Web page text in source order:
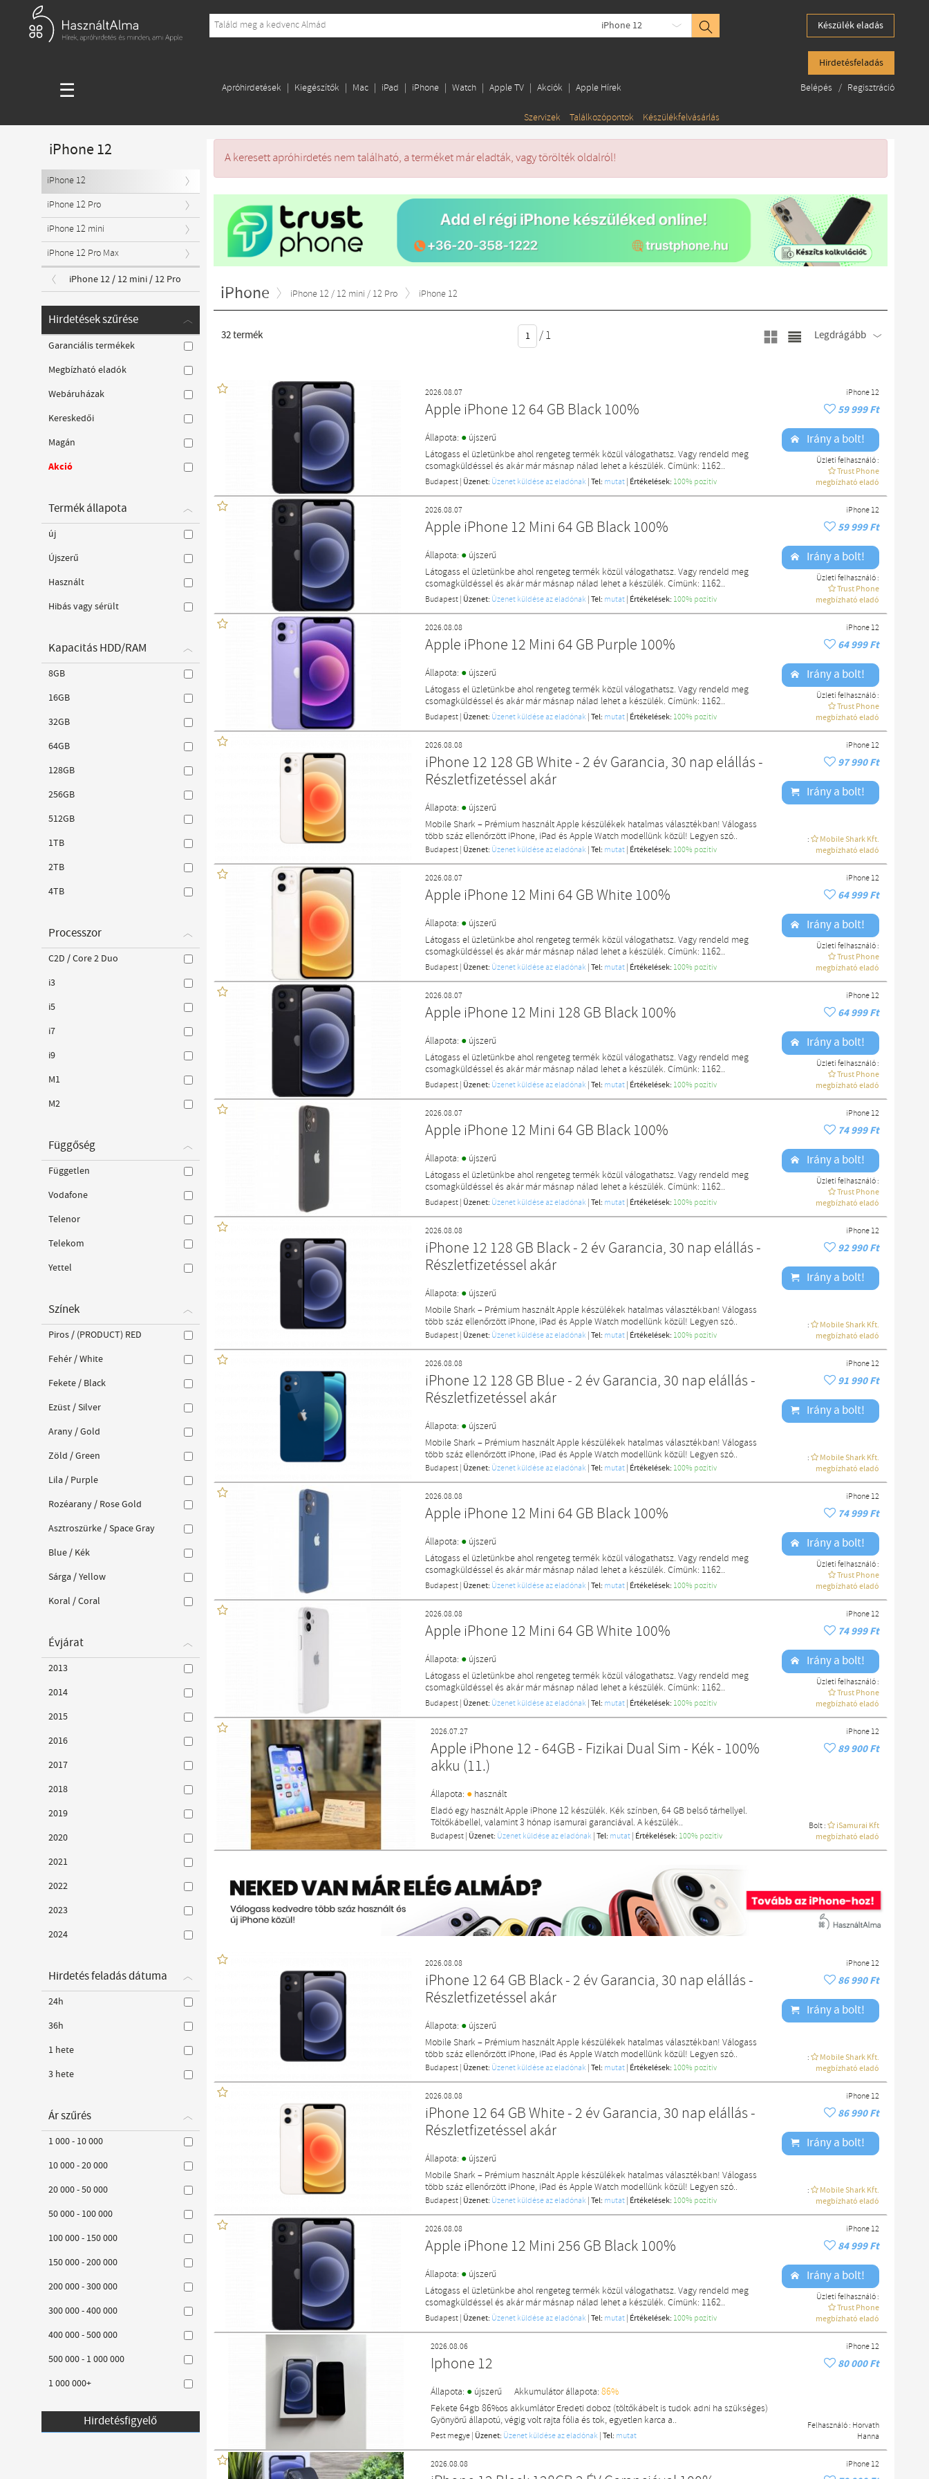
iPhone 12 Készülék eladás
Hirdetésfeladás
☰ Apróhirdetések Kiegészítők Mac iPad iPhone Watch Apple TV Akciók Apple Hírek
Szervizek Találkozópontok Készülékfelvásárlás
Belépés / Regisztráció
A keresett apróhirdetés nem található, a terméket már eladták, vagy törölték oldalról!
iPhone iPhone 12 / 12 mini / 12 Pro iPhone 12
32termék /1 Legdrágább
2026.08.07
Apple iPhone 12 64 GB Black 100%
Állapota: ● újszerű
Látogass el üzletünkbe ahol rengeteg termék közül válogathatsz. Vagy rendeld meg
csomagküldéssel és akár már másnap nálad lehet a készülék. Címünk: 1162..
Budapest | Üzenet: Üzenet küldése az eladónak |Tel: mutat | Értékelések: 100% pozítiv
iPhone 12
59 999 Ft
Irány a bolt!
Üzleti felhasználó :
Trust Phone
megbízható eladó
2026.08.07
Apple iPhone 12 Mini 64 GB Black 100%
Állapota: ● újszerű
Látogass el üzletünkbe ahol rengeteg termék közül válogathatsz. Vagy rendeld meg
csomagküldéssel és akár már másnap nálad lehet a készülék. Címünk: 1162..
Budapest | Üzenet: Üzenet küldése az eladónak |Tel: mutat | Értékelések: 100% pozítiv
iPhone 12
59 999 Ft
Irány a bolt!
Üzleti felhasználó :
Trust Phone
megbízható eladó
2026.08.08
Apple iPhone 12 Mini 64 GB Purple 100%
Állapota: ● újszerű
Látogass el üzletünkbe ahol rengeteg termék közül válogathatsz. Vagy rendeld meg
csomagküldéssel és akár már másnap nálad lehet a készülék. Címünk: 1162..
Budapest | Üzenet: Üzenet küldése az eladónak |Tel: mutat | Értékelések: 100% pozítiv
iPhone 12
64 999 Ft
Irány a bolt!
Üzleti felhasználó :
Trust Phone
megbízható eladó
2026.08.08
iPhone 12 128 GB White - 2 év Garancia, 30 nap elállás -
Részletfizetéssel akár
Állapota: ● újszerű
Mobile Shark – Prémium használt Apple készülékek hatalmas választékban! Válogass
több száz ellenőrzött iPhone, iPad és Apple Watch modellünk közül! Legyen szó..
Budapest | Üzenet: Üzenet küldése az eladónak |Tel: mutat | Értékelések: 100% pozítiv
iPhone 12
97 990 Ft
Irány a bolt!
:
Mobile Shark Kft.
megbízható eladó
2026.08.07
Apple iPhone 12 Mini 64 GB White 100%
Állapota: ● újszerű
Látogass el üzletünkbe ahol rengeteg termék közül válogathatsz. Vagy rendeld meg
csomagküldéssel és akár már másnap nálad lehet a készülék. Címünk: 1162..
Budapest | Üzenet: Üzenet küldése az eladónak |Tel: mutat | Értékelések: 100% pozítiv
iPhone 12
64 999 Ft
Irány a bolt!
Üzleti felhasználó :
Trust Phone
megbízható eladó
2026.08.07
Apple iPhone 12 Mini 128 GB Black 100%
Állapota: ● újszerű
Látogass el üzletünkbe ahol rengeteg termék közül válogathatsz. Vagy rendeld meg
csomagküldéssel és akár már másnap nálad lehet a készülék. Címünk: 1162..
Budapest | Üzenet: Üzenet küldése az eladónak |Tel: mutat | Értékelések: 100% pozítiv
iPhone 12
64 999 Ft
Irány a bolt!
Üzleti felhasználó :
Trust Phone
megbízható eladó
2026.08.07
Apple iPhone 12 Mini 64 GB Black 100%
Állapota: ● újszerű
Látogass el üzletünkbe ahol rengeteg termék közül válogathatsz. Vagy rendeld meg
csomagküldéssel és akár már másnap nálad lehet a készülék. Címünk: 1162..
Budapest | Üzenet: Üzenet küldése az eladónak |Tel: mutat | Értékelések: 100% pozítiv
iPhone 12
74 999 Ft
Irány a bolt!
Üzleti felhasználó :
Trust Phone
megbízható eladó
2026.08.08
iPhone 12 128 GB Black - 2 év Garancia, 30 nap elállás -
Részletfizetéssel akár
Állapota: ● újszerű
Mobile Shark – Prémium használt Apple készülékek hatalmas választékban! Válogass
több száz ellenőrzött iPhone, iPad és Apple Watch modellünk közül! Legyen szó..
Budapest | Üzenet: Üzenet küldése az eladónak |Tel: mutat | Értékelések: 100% pozítiv
iPhone 12
92 990 Ft
Irány a bolt!
:
Mobile Shark Kft.
megbízható eladó
2026.08.08
iPhone 12 128 GB Blue - 2 év Garancia, 30 nap elállás -
Részletfizetéssel akár
Állapota: ● újszerű
Mobile Shark – Prémium használt Apple készülékek hatalmas választékban! Válogass
több száz ellenőrzött iPhone, iPad és Apple Watch modellünk közül! Legyen szó..
Budapest | Üzenet: Üzenet küldése az eladónak |Tel: mutat | Értékelések: 100% pozítiv
iPhone 12
91 990 Ft
Irány a bolt!
:
Mobile Shark Kft.
megbízható eladó
2026.08.08
Apple iPhone 12 Mini 64 GB Black 100%
Állapota: ● újszerű
Látogass el üzletünkbe ahol rengeteg termék közül válogathatsz. Vagy rendeld meg
csomagküldéssel és akár már másnap nálad lehet a készülék. Címünk: 1162..
Budapest | Üzenet: Üzenet küldése az eladónak |Tel: mutat | Értékelések: 100% pozítiv
iPhone 12
74 999 Ft
Irány a bolt!
Üzleti felhasználó :
Trust Phone
megbízható eladó
2026.08.08
Apple iPhone 12 Mini 64 GB White 100%
Állapota: ● újszerű
Látogass el üzletünkbe ahol rengeteg termék közül válogathatsz. Vagy rendeld meg
csomagküldéssel és akár már másnap nálad lehet a készülék. Címünk: 1162..
Budapest | Üzenet: Üzenet küldése az eladónak |Tel: mutat | Értékelések: 100% pozítiv
iPhone 12
74 999 Ft
Irány a bolt!
Üzleti felhasználó :
Trust Phone
megbízható eladó
2026.07.27
Apple iPhone 12 - 64GB - Fizikai Dual Sim - Kék - 100%
akku (11.)
Állapota: ● használt
Eladó egy használt Apple iPhone 12 készülék. Kék színben, 64 GB belső tárhellyel.
Töltőkábellel, valamint 3 hónap isamurai garanciával. A készülék..
Budapest | Üzenet: Üzenet küldése az eladónak |Tel: mutat | Értékelések: 100% pozítiv
iPhone 12
89 900 Ft
Bolt :
iSamurai Kft
megbízható eladó
2026.08.08
iPhone 12 64 GB Black - 2 év Garancia, 30 nap elállás -
Részletfizetéssel akár
Állapota: ● újszerű
Mobile Shark – Prémium használt Apple készülékek hatalmas választékban! Válogass
több száz ellenőrzött iPhone, iPad és Apple Watch modellünk közül! Legyen szó..
Budapest Üzenet: Üzenet küldése az eladónak Tel: mutat Értékelések: 100% pozítiv
iPhone 12
86 990 Ft
Irány a bolt!
:
Mobile Shark Kft.
megbízható eladó
2026.08.08
iPhone 12 64 GB White - 2 év Garancia, 30 nap elállás -
Részletfizetéssel akár
Állapota: ● újszerű
Mobile Shark – Prémium használt Apple készülékek hatalmas választékban! Válogass
több száz ellenőrzött iPhone, iPad és Apple Watch modellünk közül! Legyen szó..
Budapest Üzenet: Üzenet küldése az eladónak Tel: mutat Értékelések: 100% pozítiv
iPhone 12
86 990 Ft
Irány a bolt!
:
Mobile Shark Kft.
megbízható eladó
2026.08.08
Apple iPhone 12 Mini 256 GB Black 100%
Állapota: ● újszerű
Látogass el üzletünkbe ahol rengeteg termék közül válogathatsz. Vagy rendeld meg
csomagküldéssel és akár már másnap nálad lehet a készülék. Címünk: 1162..
Budapest Üzenet: Üzenet küldése az eladónak Tel: mutat Értékelések: 100% pozítiv
iPhone 12
84 999 Ft
Irány a bolt!
Üzleti felhasználó :
Trust Phone
megbízható eladó
2026.08.06
Iphone 12
Állapota: ● újszerű Akkumulátor állapota: 86%
Fekete 64gb 86%os akkumlátor Eredeti doboz (töltőkábelt is tudok adni ha szükséges)
Gyönyörű állapotú, végig volt rajta fólia és tok, egyetlen karca a..
Pest megye Üzenet: Üzenet küldése az eladónak Tel: mutat
iPhone 12
80 000 Ft
Felhasználó : Horvath
Hanna
2026.08.08 iPhone 12
iPhone 12
iPhone 12
iPhone 12 Pro
iPhone 12 mini
iPhone 12 Pro Max
iPhone 12 / 12 mini / 12 Pro
Hirdetések szűrése
Garanciális termékek
Megbízható eladók
Webáruházak
Kereskedői
Magán
Akció
Termék állapota
új
Újszerű
Használt
Hibás vagy sérült
Kapacitás HDD/RAM
8GB
16GB
32GB
64GB
128GB
256GB
512GB
1TB
2TB
4TB
Processzor
C2D / Core 2 Duo
i3
i5
i7
i9
M1
M2
Függőség
Független
Vodafone
Telenor
Telekom
Yettel
Színek
Piros / (PRODUCT) RED
Fehér / White
Fekete / Black
Ezüst / Silver
Arany / Gold
Zöld / Green
Lila / Purple
Rozéarany / Rose Gold
Asztroszürke / Space Gray
Blue / Kék
Sárga / Yellow
Koral / Coral
Évjárat
2013
2014
2015
2016
2017
2018
2019
2020
2021
2022
2023
2024
Hirdetés feladás dátuma
24h
36h
1 hete
3 hete
Ár szűrés
1 000 - 10 000
10 000 - 20 000
20 000 - 50 000
50 000 - 100 000
100 000 - 150 000
150 000 - 200 000
200 000 - 300 000
300 000 - 400 000
400 000 - 500 000
500 000 - 1 000 000
1 000 000+
Hirdetésfigyelő